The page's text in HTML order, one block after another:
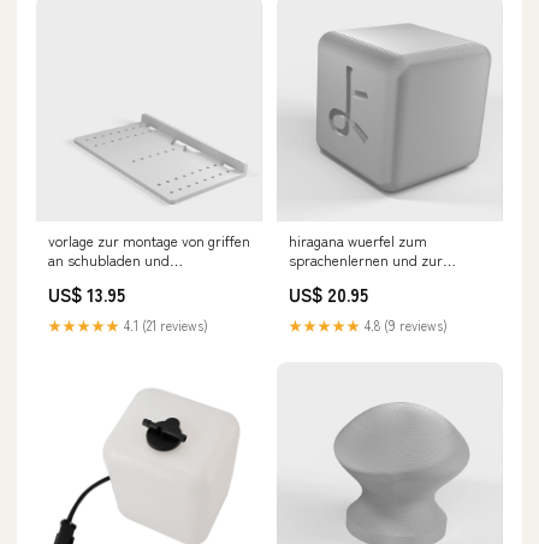
vorlage zur montage von griffen
an schubladen und
grip
US$ 13.95
★★★★★ 4.1 (21 reviews)
hiragana wuerfel zum
sprachenlernen und zur
US$ 20.95
★★★★★ 4.8 (9 reviews)